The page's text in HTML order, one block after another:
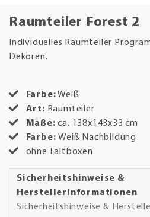
Raumteiler Forest 2
Individuelles Raumteiler
Dekoren.
Farbe: Weiß
Art: Raumteiler
Maße:ca. 138x143x33 cm
Farbe:Weiß Nachbildung
ohne Faltboxen
Sicherheitshinweise &
Herstellerinformationen
Sicherheitshinweise &